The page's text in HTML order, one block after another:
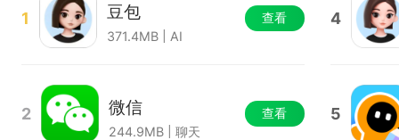
1 豆包
371.4MB | AI
查看
2 微信
244.9MB | 聊天
查看
4
5